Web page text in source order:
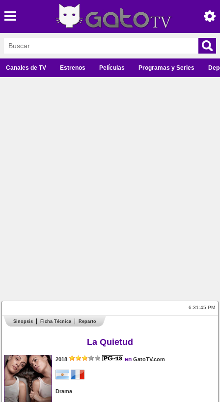
Canales de TV Estrenos Películas Programas y Series
6:31:45 PM
Sinopsis Ficha Técnica Reparto
La Quietud
2018 en GatoTV.com
Drama